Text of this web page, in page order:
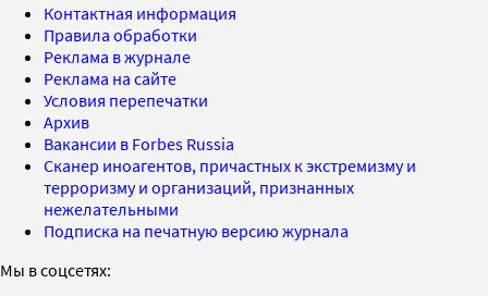
Контактная информация
Правила обработки
Реклама в журнале
Реклама на сайте
Условия перепечатки
Архив
Вакансии в Forbes Russia
Сканер иноагентов, причастных к экстремизму и
терроризму и организаций, признанных
нежелательными
Подписка на печатную версию журнала
Мы в соцсетях: